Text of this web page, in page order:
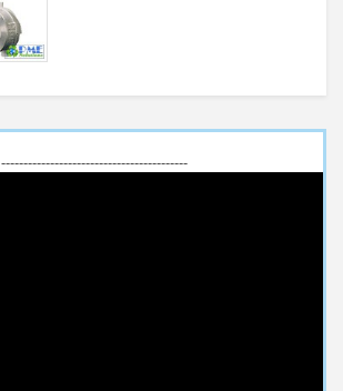
------------------------------------------